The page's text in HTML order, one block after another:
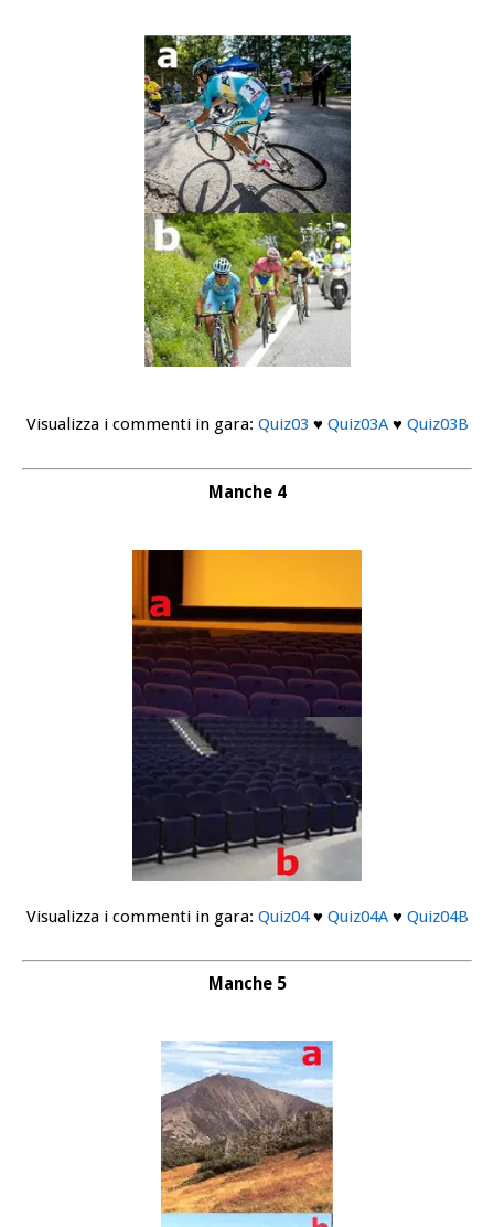
Visualizza i commenti in gara: Quiz03 ♥ Quiz03A♥ Quiz03B
Manche 4
Visualizza i commenti in gara: Quiz04♥ Quiz04A♥ Quiz04B
Manche 5